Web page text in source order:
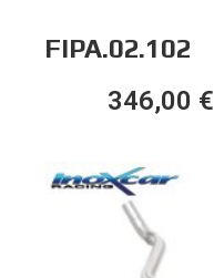
FIPA.02.102
346,00 €